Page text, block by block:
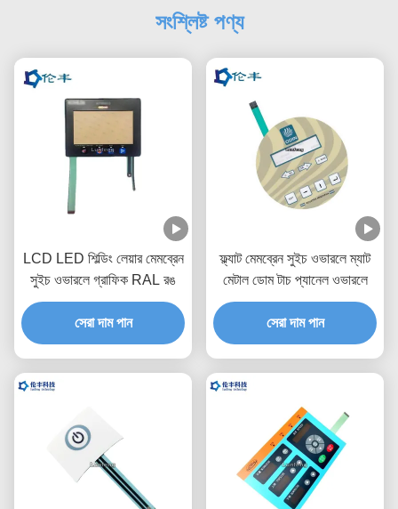
সংশ্লিষ্ট পণ্য
LCD LED শিল্ডিং লেয়ার মেমব্রেন
সুইচ ওভারলে গ্রাফিক RAL রঙ
সেরা দাম পান
ফ্ল্যাট মেমব্রেন সুইচ ওভারলে ম্যাট
মেটাল ডোম টাচ প্যানেল ওভারলে
সেরা দাম পান